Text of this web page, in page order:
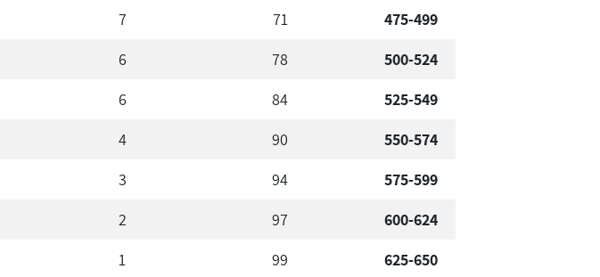
475-499
71
7
500-524
78
6
525-549
84
6
550-574
90
4
575-599
94
3
600-624
97
2
625-650
99
1